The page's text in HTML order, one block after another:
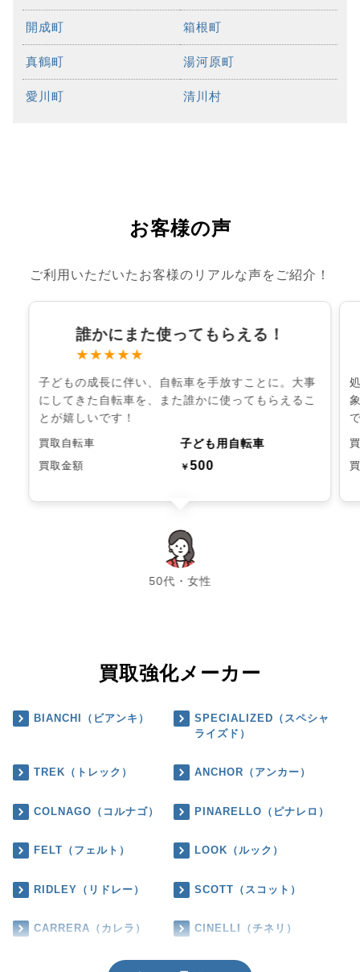
開成町 箱根町
真鶴町 湯河原町
愛川町 清川村
お客様の声
ご利用いただいたお客様のリアルな声をご紹介！
誰かにまた使ってもらえる！
★★★★★
子どもの成長に伴い、自転車を手放すことに。大事
にしてきた自転車を、また誰かに使ってもらえるこ
とが嬉しいです！
買取自転車 子ども用自転車
買取金額 ￥500
50代・女性
chevron_left chevron_right
買取強化メーカー
BIANCHI（ビアンキ）
SPECIALIZED（スペシャ
ライズド）
TREK（トレック） ANCHOR（アンカー）
COLNAGO（コルナゴ） PINARELLO（ピナレロ）
FELT（フェルト） LOOK（ルック）
RIDLEY（リドレー） SCOTT（スコット）
CARRERA（カレラ） CINELLI（チネリ）